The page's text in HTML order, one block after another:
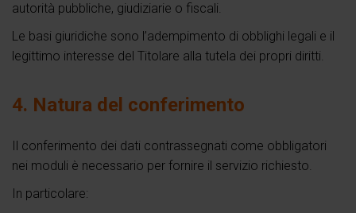
autorità pubbliche, giudiziarie o fiscali.
Le basi giuridiche sono l’adempimento di obblighi legali e il
legittimo interesse del Titolare alla tutela dei propri diritti.
4. Natura del conferimento
Il conferimento dei dati contrassegnati come obbligatori
nei moduli è necessario per fornire il servizio richiesto.
In particolare: